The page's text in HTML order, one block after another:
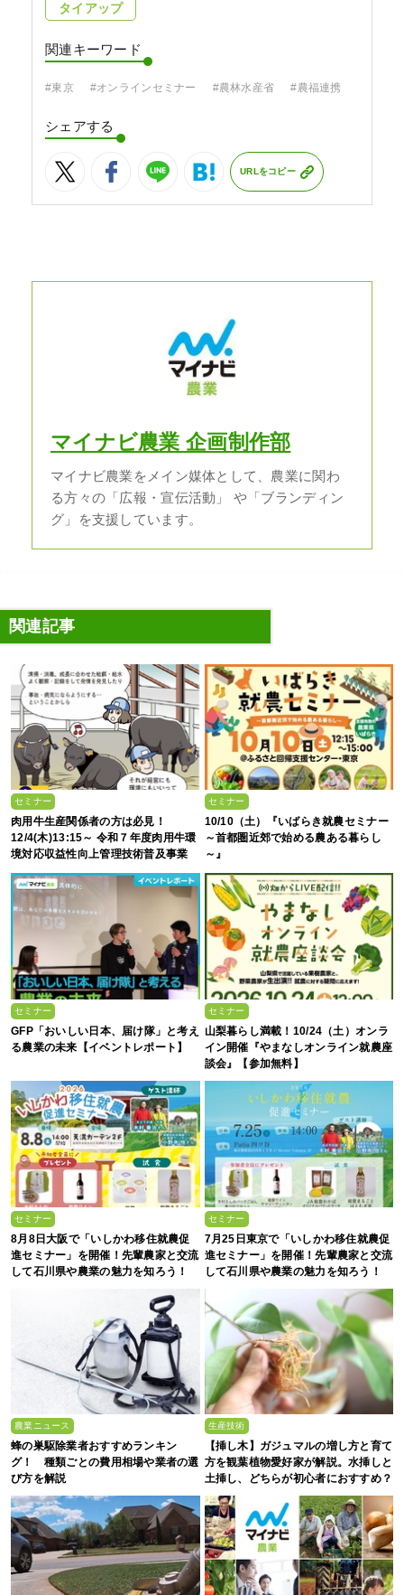
タイアップ
関連キーワード
#東京 #オンラインセミナー #農林水産省 #農福連携
シェアする
URLをコピー
マイナビ農業 企画制作部
マイナビ農業をメイン媒体として、農業に関わ
る方々の「広報・宣伝活動」 や「ブランディン
グ」を支援しています。
関連記事
セミナー
肉用牛生産関係者の方は必見！
12/4(木)13:15～ 令和７年度肉用牛環
境対応収益性向上管理技術普及事業
第１回オンライン説明会
セミナー
10/10（土）『いばらき就農セミナー
～首都圏近郊で始める農ある暮らし
～』
セミナー
GFP「おいしい日本、届け隊」と考え
る農業の未来【イベントレポート】
セミナー
山梨暮らし満載！10/24（土）オンラ
イン開催『やまなしオンライン就農座
談会』【参加無料】
セミナー
8月8日大阪で「いしかわ移住就農促
進セミナー」を開催！先輩農家と交流
して石川県や農業の魅力を知ろう！
セミナー
7月25日東京で「いしかわ移住就農促
進セミナー」を開催！先輩農家と交流
して石川県や農業の魅力を知ろう！
農業ニュース
蜂の巣駆除業者おすすめランキン
グ！ 種類ごとの費用相場や業者の選
び方を解説
生産技術
【挿し木】ガジュマルの増し方と育て
方を観葉植物愛好家が解説。水挿しと
土挿し、どちらが初心者におすすめ？